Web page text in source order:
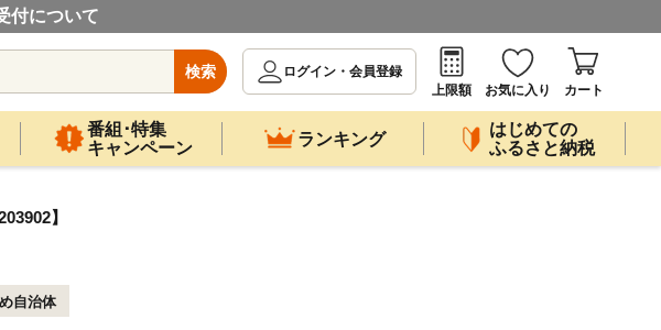
付について
検索
ログイン・会員登録
上限額
お気に入り カート
番組･特集
キャンペーン
ランキング
はじめての
ふるさと納税
】
自治体